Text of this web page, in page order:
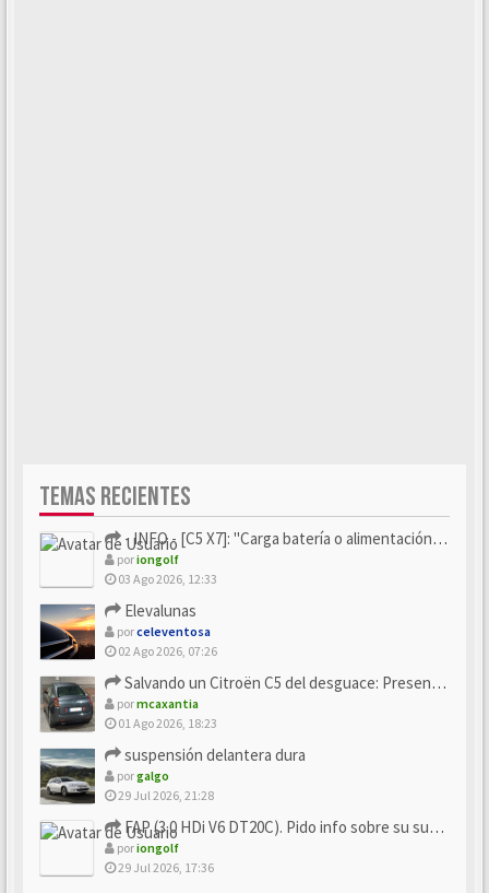
TEMAS RECIENTES
- INFO - [C5 X7]: "Carga batería o alimentación eléctri...
poriongolf
03 Ago 2026, 12:33
Elevalunas
porceleventosa
02 Ago 2026, 07:26
Salvando un Citroën C5 del desguace: Presentación y seguimiento
pormcaxantia
01 Ago 2026, 18:23
suspensión delantera dura
porgalgo
29 Jul 2026, 21:28
FAP (3.0 HDi V6 DT20C). Pido info sobre su sustitución
poriongolf
29 Jul 2026, 17:36